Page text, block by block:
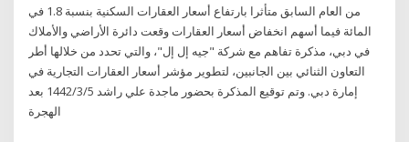
من العام السابق متأثرا بارتفاع أسعار العقارات السكنية بنسبة 1.8 في
المائة فيما أسهم انخفاض أسعار العقارات وقعت دائرة الأراضي والأملاك
في دبي، مذكرة تفاهم مع شركة "جيه إل إل"، والتي تحدد من خلالها أطر
التعاون الثنائي بين الجانبين، لتطوير مؤشر أسعار العقارات التجارية في
إمارة دبي. وتم توقيع المذكرة بحضور ماجدة علي راشد 5‏‏/3‏‏/1442 بعد
الهجرة